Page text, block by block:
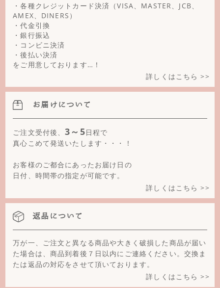
・各種クレジットカード決済（VISA、MASTER、JCB、
AMEX、DINERS）
・代金引換
・銀行振込
・コンビニ決済
・後払い決済
をご用意しております…！
詳しくはこちら >>
お届けについて
ご注文受付後、3～5日程で
真心こめて発送いたします・・・！
お客様のご都合にあったお届け日の
日付、時間帯の指定が可能です。
詳しくはこちら >>
返品について
万が一、ご注文と異なる商品や大きく破損した商品が届い
た場合は、商品到着後７日以内にご連絡ください。交換ま
たは返品の対応をさせて頂いております。
詳しくはこちら >>